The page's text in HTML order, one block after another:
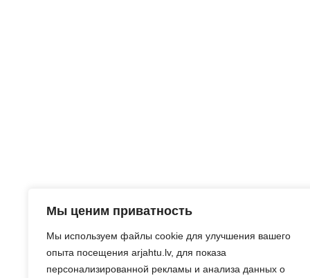
Мы ценим приватность
Мы используем файлы cookie для улучшения вашего
опыта посещения arjahtu.lv, для показа
персонализированной рекламы и анализа данных о